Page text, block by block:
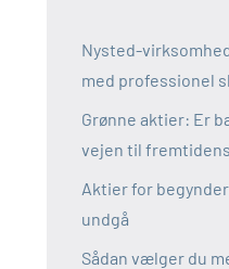
Nysted-
med professionel
Grønne aktier: Er
vejen til
Aktier for
undgå
Sådan vælger du